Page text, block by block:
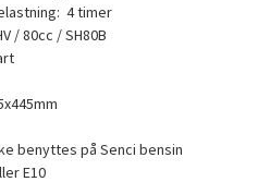
4 timer
/ 80cc / SH80B
benyttes på Senci bensin
E10